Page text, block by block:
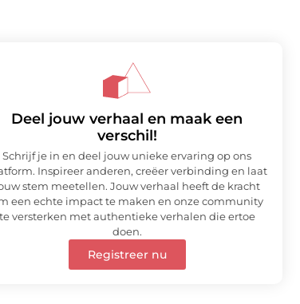
Deel jouw verhaal en maak een
verschil!
Schrijf je in en deel jouw unieke ervaring op ons
Inspireer anderen, creëer verbinding en laat
stem meetellen. Jouw verhaal heeft de kracht
een echte impact te maken en onze community
te versterken met authentieke verhalen die ertoe
doen.
Registreer nu